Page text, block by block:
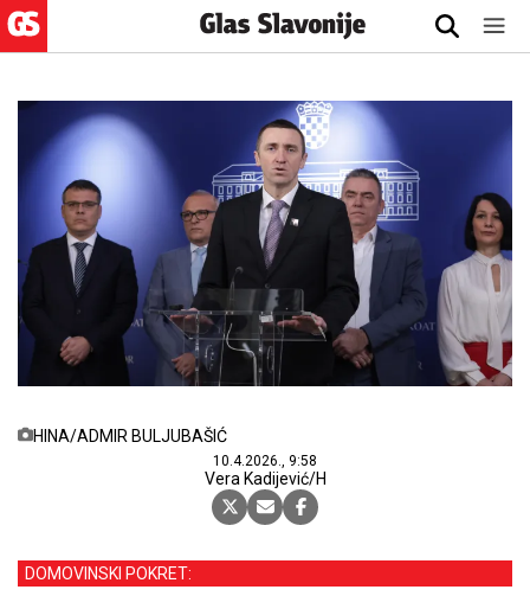
HINA/ADMIR BULJUBAŠIĆ
10.4.2026., 9:58
Vera Kadijević/H
DOMOVINSKI POKRET: